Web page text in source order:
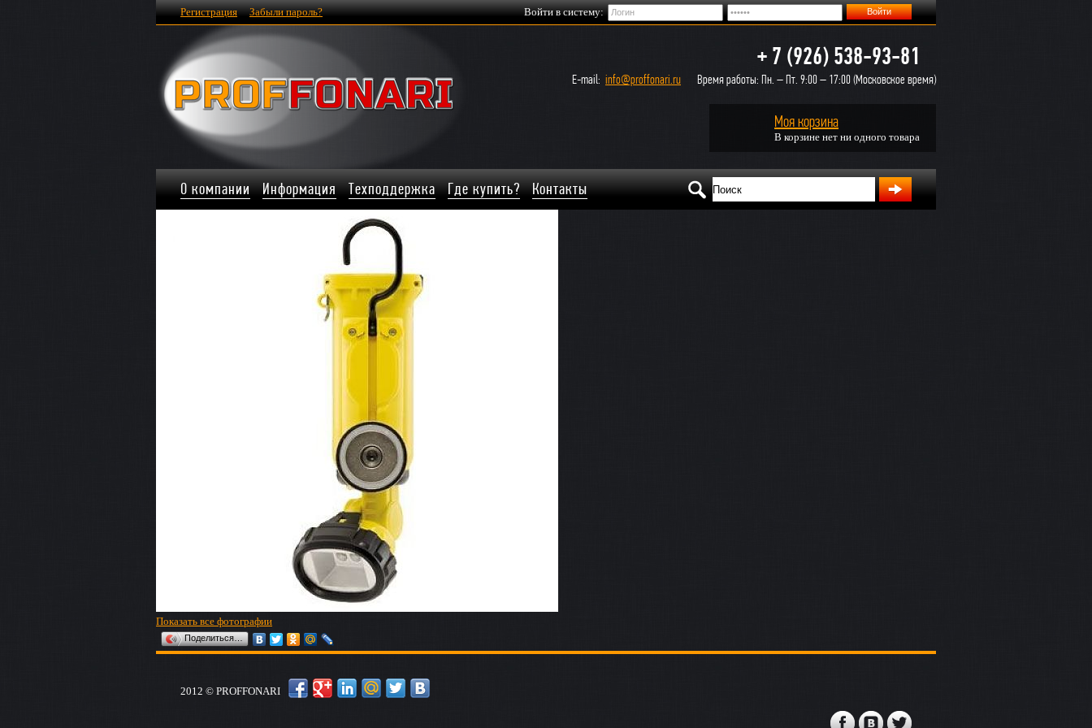
Регистрация Забыли пароль? Войти в систему:
+ 7 (926) 538-93-81
E-mail: info@proffonari.ru Время работы: Пн. – Пт. 9:00 – 17:00 (Московское время)
Моя корзина
В корзине нет ни одного товара
О компании Информация Техподдержка Где купить? Контакты
Показать все фотографии
Поделиться…
2012 © PROFFONARI